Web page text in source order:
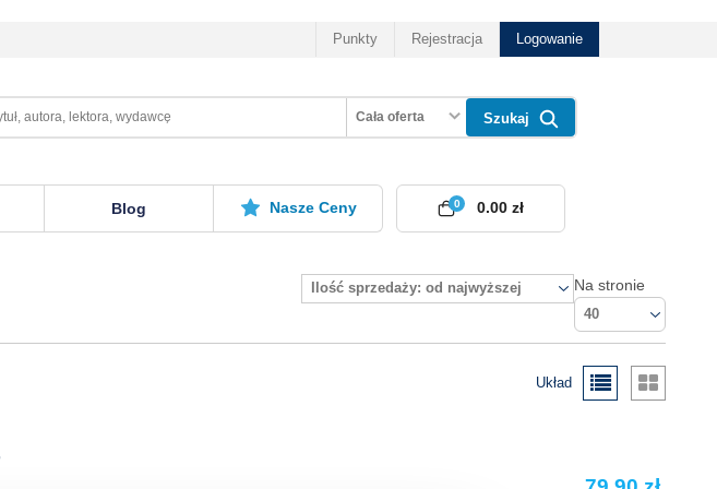
Punkty Rejestracja Logowanie
Cała oferta Szukaj
Blog Nasze Ceny 0
0.00 zł
Ilość sprzedaży: od najwyższej Na stronie
40
Układ